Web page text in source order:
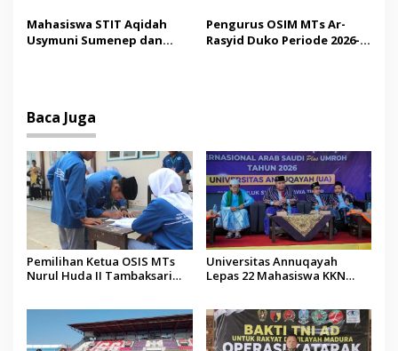
Operator Diaudit
Pendidikan Berbasis
Budaya
Mahasiswa STIT Aqidah
Usymuni Sumenep dan
Pengurus OSIM MTs Ar-
Rasyid Duko Periode 2026-
Baca Juga
Pemilihan Ketua OSIS MTs
Nurul Huda II Tambaksari
Universitas Annuqayah
Lepas 22 Mahasiswa KKN